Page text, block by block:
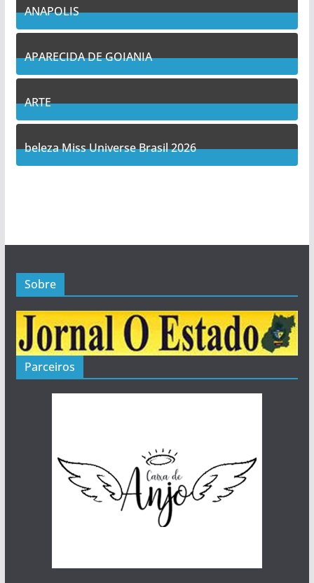
ANAPOLIS
11Posts
APARECIDA DE GOIANIA
14Posts
ARTE
5Posts
beleza Miss Universe Brasil 2026
Sobre
Parceiros